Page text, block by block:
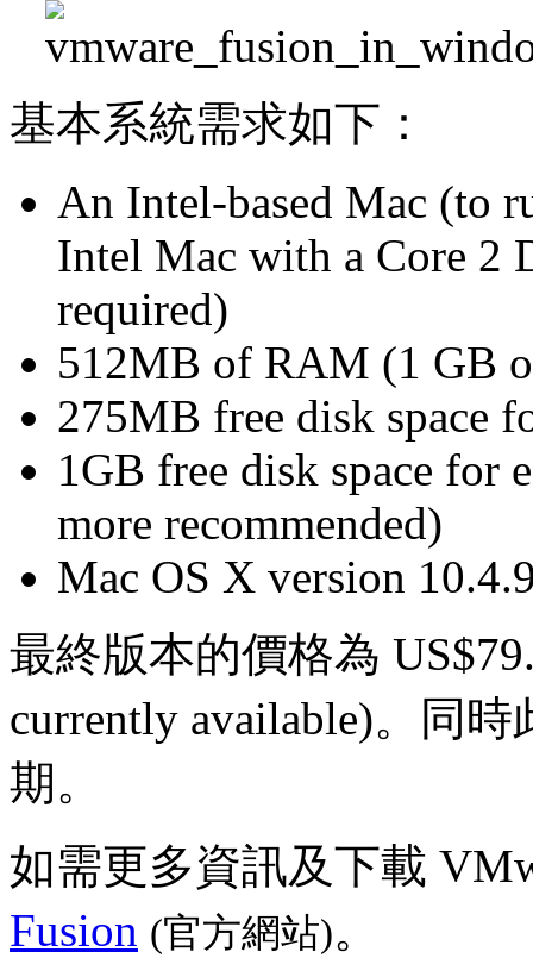
基本系統需求如下：
An Intel-based Mac (to
Intel Mac with a Core 2
required)
512MB of RAM (1 GB
275MB free disk space
1GB free disk space for
more recommended)
Mac OS X version
最終版本的價格為
currently available)。同
期。
如需更多資訊及下載
Fusion (官方網站)。